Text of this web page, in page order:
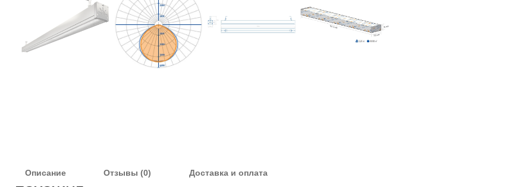
Описание Отзывы (0) Доставка и оплата